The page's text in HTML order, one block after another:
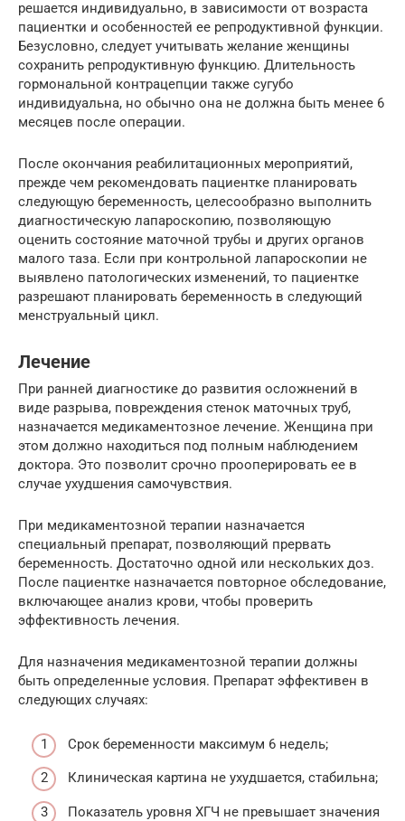
решается индивидуально, в зависимости от возраста
пациентки и особенностей ее репродуктивной функции.
Безусловно, следует учитывать желание женщины
сохранить репродуктивную функцию. Длительность
гормональной контрацепции также сугубо
индивидуальна, но обычно она не должна быть менее 6
месяцев после операции.
После окончания реабилитационных мероприятий,
прежде чем рекомендовать пациентке планировать
следующую беременность, целесообразно выполнить
диагностическую лапароскопию, позволяющую
оценить состояние маточной трубы и других органов
малого таза. Если при контрольной лапароскопии не
выявлено патологических изменений, то пациентке
разрешают планировать беременность в следующий
менструальный цикл.
Лечение
При ранней диагностике до развития осложнений в
виде разрыва, повреждения стенок маточных труб,
назначается медикаментозное лечение. Женщина при
этом должно находиться под полным наблюдением
доктора. Это позволит срочно прооперировать ее в
случае ухудшения самочувствия.
При медикаментозной терапии назначается
специальный препарат, позволяющий прервать
беременность. Достаточно одной или нескольких доз.
После пациентке назначается повторное обследование,
включающее анализ крови, чтобы проверить
эффективность лечения.
Для назначения медикаментозной терапии должны
быть определенные условия. Препарат эффективен в
следующих случаях:
Срок беременности максимум 6 недель;
Клиническая картина не ухудшается, стабильна;
Показатель уровня ХГЧ не превышает значения